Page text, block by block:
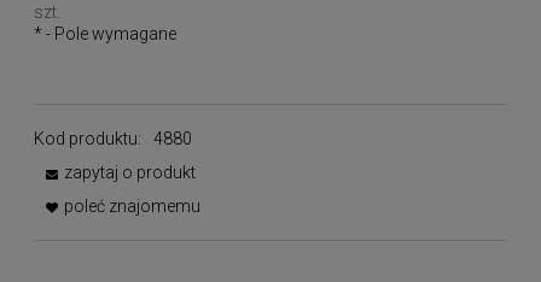
szt.
* - Pole wymagane
Kod produktu:
4880
zapytaj o produkt
poleć znajomemu